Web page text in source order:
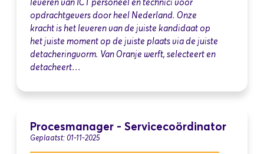
leveren van ICT personeel en technici voor
opdrachtgevers door heel Nederland. Onze
kracht is het leveren van de juiste kandidaat op
het juiste moment op de juiste plaats via de juiste
detacheringvorm. Van Oranje werft, selecteert en
detacheert…
Procesmanager - Servicecoördinator
Geplaatst: 01-11-2025